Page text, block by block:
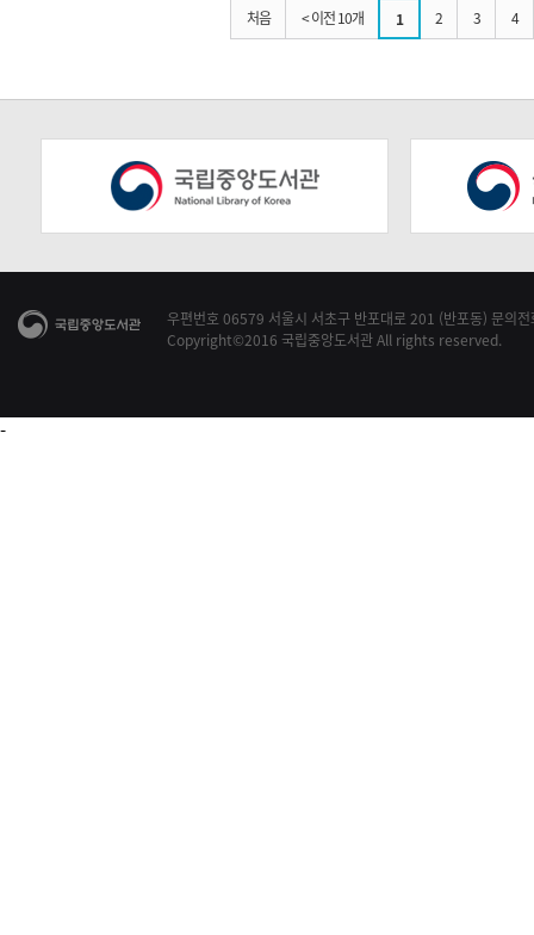
처음 < 이전 10개 1 2 3 4
우편번호 06579 서울시 서초구 반포대로 201 (반포동) 문
Copyright©2016 국립중앙도서관 All rights reserved.
-